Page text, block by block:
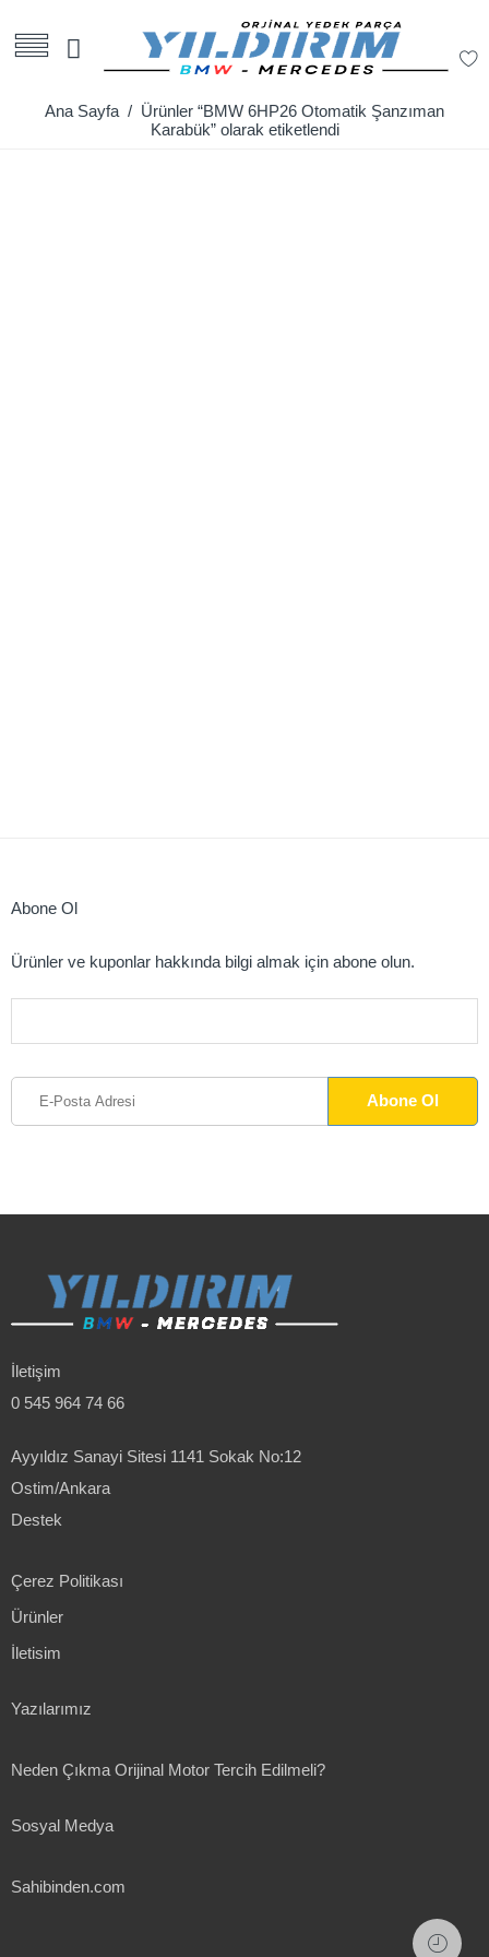
Ana Sayfa / Ürünler “BMW 6HP26 Otomatik Şanzıman
Karabük” olarak etiketlendi
Abone Ol
Ürünler ve kuponlar hakkında bilgi almak için abone olun.
İletişim
0 545 964 74 66
Ayyıldız Sanayi Sitesi 1141 Sokak No:12
Ostim/Ankara
Destek
Çerez Politikası
Ürünler
İletisim
Yazılarımız
Neden Çıkma Orijinal Motor Tercih Edilmeli?
Sosyal Medya
Sahibinden.com